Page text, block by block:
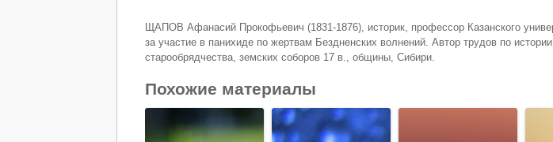
ЩАПОВ Афанасий Прокофьевич (1831-1876), историк, профессор Казанского
за участие в панихиде по жертвам Бездненских волнений. Автор трудов по
старообрядчества, земских соборов 17 в., общины, Сибири.
Похожие материалы